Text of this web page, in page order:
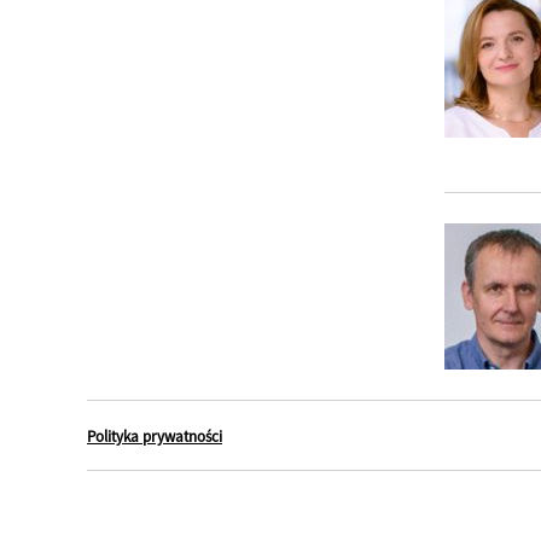
Polityka prywatności